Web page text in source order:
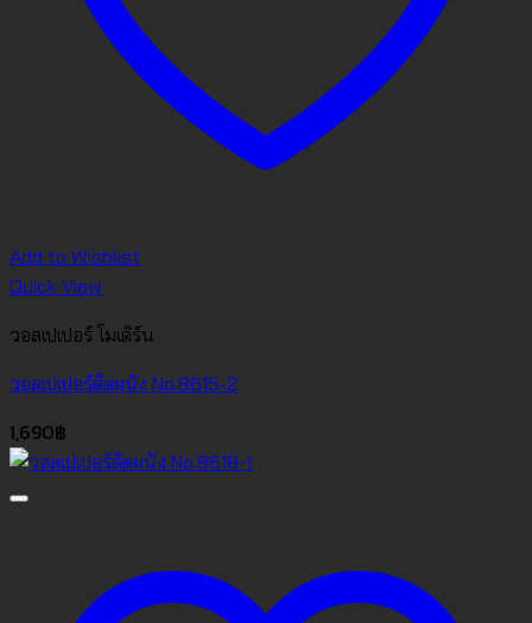
Add to Wishlist
Quick View
วอลเปเปอร์ โมเดิร์น
วอลเปเปอร์ติดผนัง No.8615-2
1,690฿